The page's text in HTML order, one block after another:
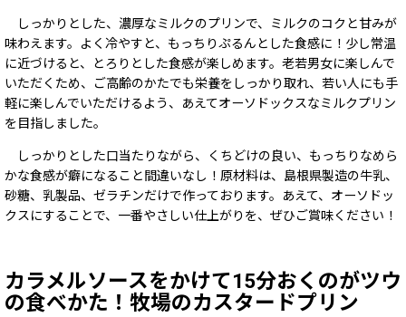
しっかりとした、濃厚なミルクのプリンで、ミルクのコクと甘みが
味わえます。よく冷やすと、もっちりぷるんとした食感に！少し常温
に近づけると、とろりとした食感が楽しめます。 老若男女に楽しんで
いただくため、ご高齢のかたでも栄養をしっかり取れ、若い人にも手
軽に楽しんでいただけるよう、あえてオーソドックスなミルクプリン
を目指しました。
しっかりとした口当たりながら、くちどけの良い、もっちりなめら
かな食感が癖になること間違いなし！原材料は、島根県製造の牛乳、
砂糖、乳製品、ゼラチンだけで作っております。あえて、オーソドッ
クスにすることで、一番やさしい仕上がりを、ぜひご賞味ください！
カラメルソースをかけて15分おくのがツウ
の食べかた！牧場のカスタードプリン